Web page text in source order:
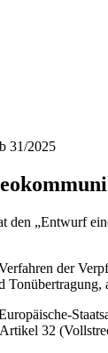
31/2025
„Entwurf
der
32